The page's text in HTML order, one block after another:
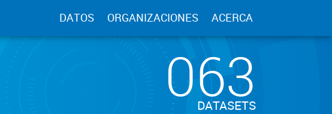
DATOS ORGANIZACIONES ACERCA
063
DATASETS